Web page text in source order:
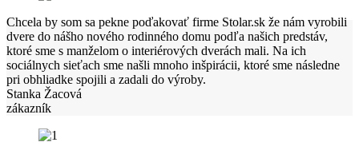
Chcela by som sa pekne poďakovať firme Stolar.sk že nám vyrobili
dvere do nášho nového rodinného domu podľa našich predstáv,
ktoré sme s manželom o interiérových dverách mali. Na ich
sociálnych sieťach sme našli mnoho inšpirácii, ktoré sme následne
pri obhliadke spojili a zadali do výroby.
Stanka Žacová
zákazník